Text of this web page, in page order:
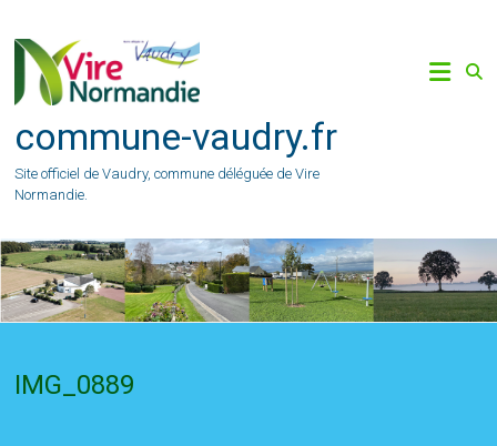
content
commune-vaudry.fr
Site officiel de Vaudry, commune déléguée de Vire
Normandie.
IMG_0889